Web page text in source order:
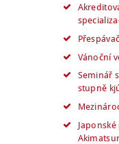
Vánoční
Seminář
stupně